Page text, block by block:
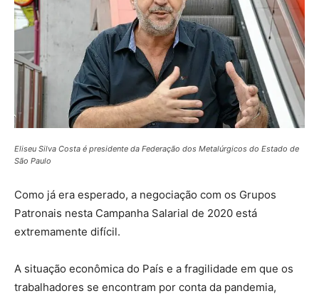
Eliseu Silva Costa é presidente da Federação dos Metalúrgicos do Estado de
São Paulo
Como já era esperado, a negociação com os Grupos
Patronais nesta Campanha Salarial de 2020 está
extremamente difícil.
A situação econômica do País e a fragilidade em que os
trabalhadores se encontram por conta da pandemia,